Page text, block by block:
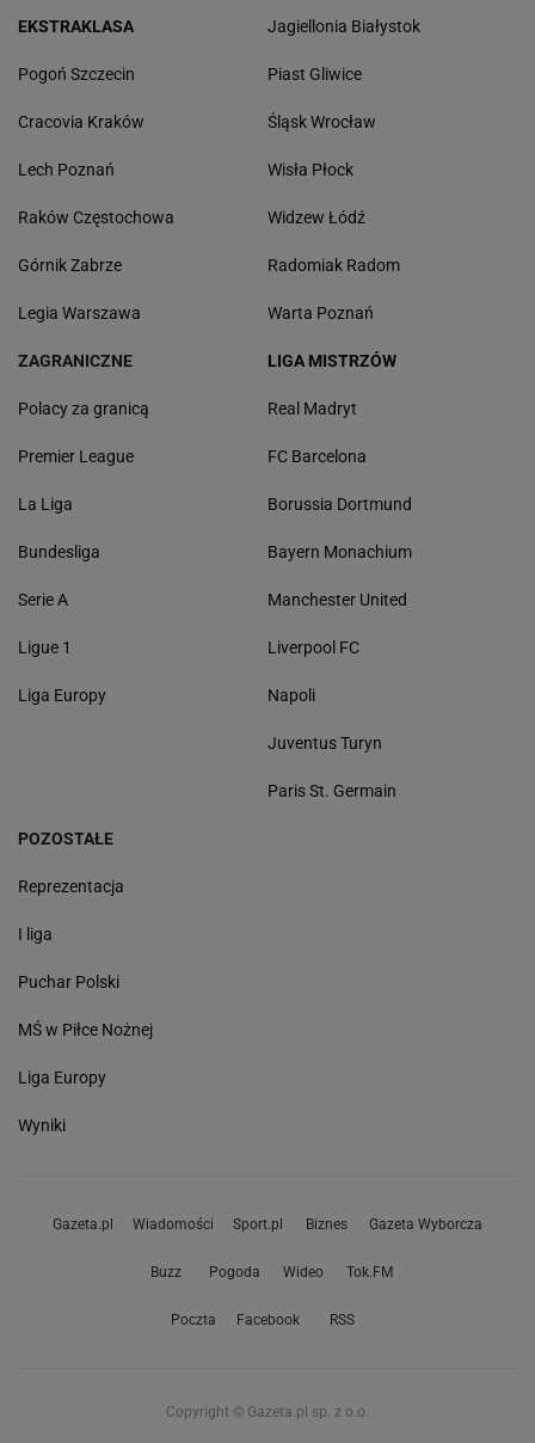
EKSTRAKLASA
Pogoń Szczecin
Cracovia Kraków
Lech Poznań
Raków Częstochowa
Górnik Zabrze
Legia Warszawa
Jagiellonia Białystok
Piast Gliwice
Śląsk Wrocław
Wisła Płock
Widzew Łódź
Radomiak Radom
Warta Poznań
ZAGRANICZNE
Polacy za granicą
Premier League
La Liga
Bundesliga
Serie A
Ligue 1
Liga Europy
LIGA MISTRZÓW
Real Madryt
FC Barcelona
Borussia Dortmund
Bayern Monachium
Manchester United
Liverpool FC
Napoli
Juventus Turyn
Paris St. Germain
POZOSTAŁE
Reprezentacja
I liga
Puchar Polski
MŚ w Piłce Nożnej
Liga Europy
Wyniki
Gazeta.pl Wiadomości Sport.pl Biznes Gazeta Wyborcza
Buzz Pogoda Wideo Tok.FM
Poczta Facebook RSS
Copyright © Gazeta.pl sp. z o.o.